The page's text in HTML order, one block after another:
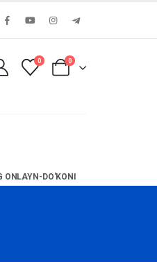
0 0
ONLAYN-DO'KONI